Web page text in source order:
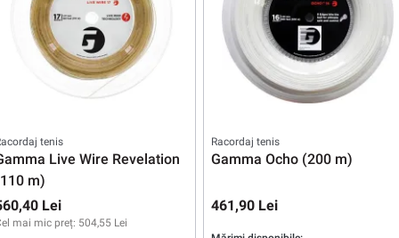
tenis
Live Wire Revelation
m)
Lei
mai mic preț: 504,55 Lei
Racordaj tenis
Gamma Ocho (200 m)
461,90 Lei